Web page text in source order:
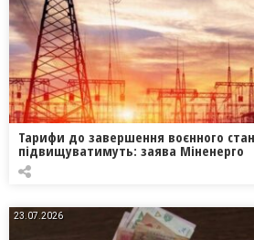
Тарифи до завершення воєнного
підвищуватимуть: заява Міненерго
23.07.2026